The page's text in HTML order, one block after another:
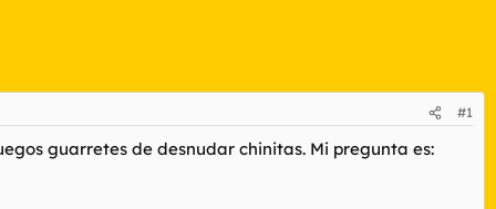
#1
guarretes de desnudar chinitas. Mi pregunta es: